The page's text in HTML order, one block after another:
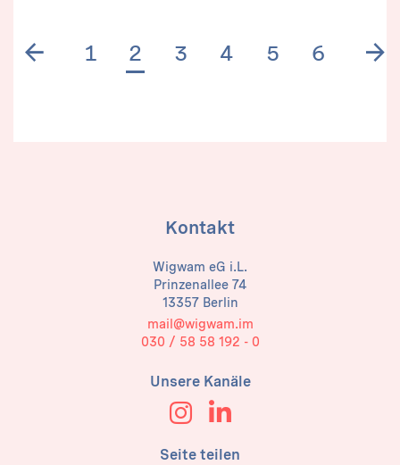
Previous page
1 2 3 4 5 6
Kontakt
Wigwam eG i.L.
Prinzenallee 74
13357 Berlin
mail@wigwam.im
030 / 58 58 192 - 0
Unsere Kanäle
Seite teilen